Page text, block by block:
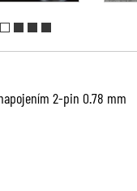
2-pin 0.78 mm